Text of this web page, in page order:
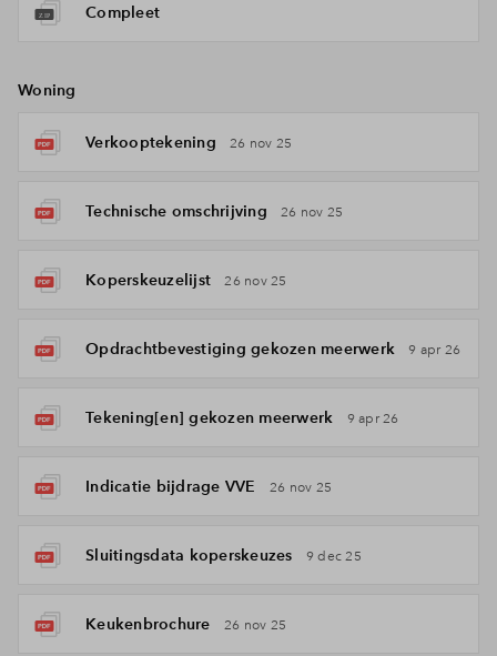
Compleet
Woning
Verkooptekening 26 nov 25
Technische omschrijving 26 nov 25
Koperskeuzelijst 26 nov 25
Opdrachtbevestiging gekozen meerwerk 9 apr 26
Tekening[en] gekozen meerwerk 9 apr 26
Indicatie bijdrage VVE 26 nov 25
Sluitingsdata koperskeuzes 9 dec 25
Keukenbrochure 26 nov 25